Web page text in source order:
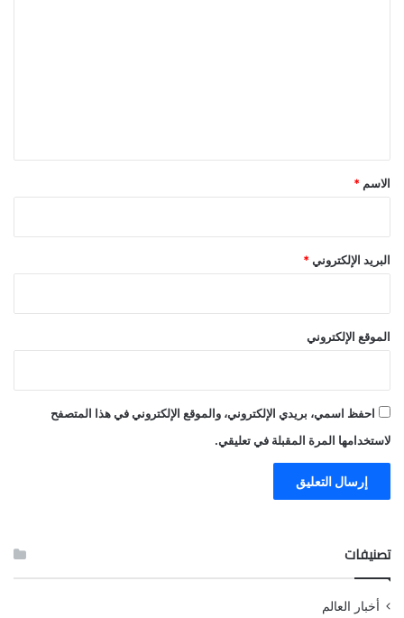
*
الاسم *
البريد الإلكتروني *
الموقع الإلكتروني
احفظ اسمي، بريدي الإلكتروني، والموقع الإلكتروني في هذا المتصفح
لاستخدامها المرة المقبلة في تعليقي.
تصنيفات
أخبار العالم